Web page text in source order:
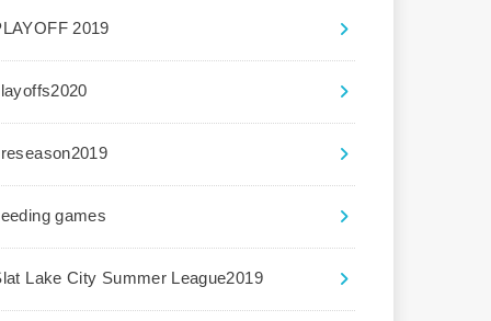
2019
games
Lake City Summer League2019